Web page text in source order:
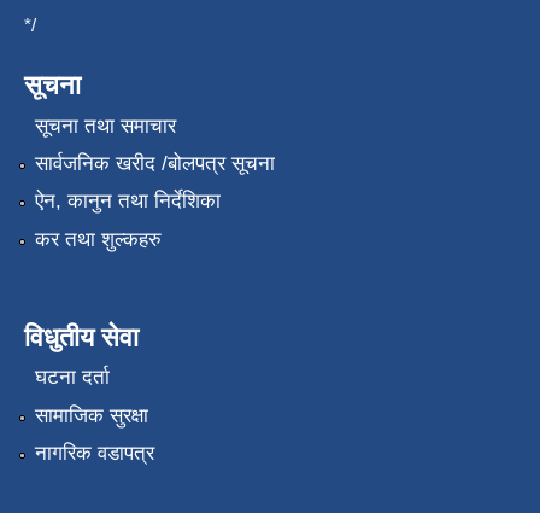
*/
सूचना
सूचना तथा समाचार
सार्वजनिक खरीद /बोलपत्र सूचना
ऐन, कानुन तथा निर्देशिका
कर तथा शुल्कहरु
विधुतीय सेवा
घटना दर्ता
सामाजिक सुरक्षा
नागरिक वडापत्र